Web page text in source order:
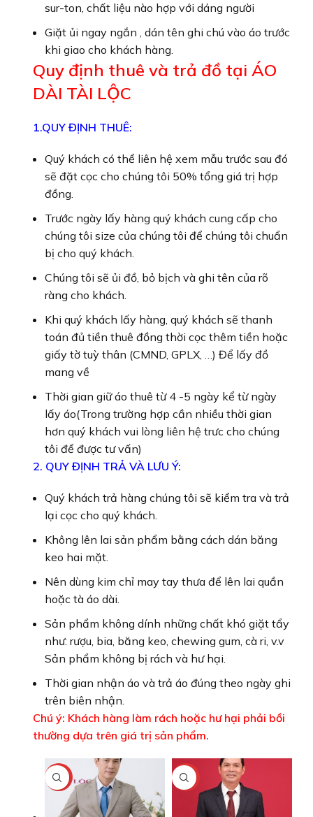
sur-ton, chất liệu nào hợp với dáng người
Giặt ủi ngay ngắn , dán tên ghi chú vào áo trước
khi giao cho khách hàng.
Quy định thuê và trả đồ tại ÁO
DÀI TÀI LỘC
1.QUY ĐỊNH THUÊ:
Quý khách có thể liên hệ xem mẫu trước sau đó
sẽ đặt cọc cho chúng tôi 50% tổng giá trị hợp
đồng.
Trước ngày lấy hàng quý khách cung cấp cho
chúng tôi size của chúng tôi để chúng tôi chuẩn
bị cho quý khách.
Chúng tôi sẽ ủi đồ, bỏ bịch và ghi tên của rõ
ràng cho khách.
Khi quý khách lấy hàng, quý khách sẽ thanh
toán đủ tiền thuê đồng thời cọc thêm tiền hoặc
giấy tờ tuỳ thân (CMND, GPLX, …) Để lấy đồ
mang về
Thời gian giữ áo thuê từ 4 -5 ngày kể từ ngày
lấy áo(Trong trường hợp cần nhiều thời gian
hơn quý khách vui lòng liên hệ trưc cho chúng
tôi để được tư vấn)
2. QUY ĐỊNH TRẢ VÀ LƯU Ý:
Quý khách trả hàng chúng tôi sẽ kiểm tra và trả
lại cọc cho quý khách.
Không lên lai sản phẩm bằng cách dán băng
keo hai mặt.
Nên dùng kim chỉ may tay thưa để lên lai quần
hoặc tà áo dài.
Sản phẩm không dính những chất khó giặt tẩy
như: rượu, bia, băng keo, chewing gum, cà ri, v.v
Sản phẩm không bị rách và hư hại.
Thời gian nhận áo và trả áo đúng theo ngày ghi
trên biên nhận.
Chú ý: Khách hàng làm rách hoặc hư hại phải bồi
thường dựa trên giá trị sản phẩm.
-33% -20%